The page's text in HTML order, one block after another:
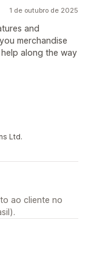
1 de outubro de 2025
and
merchandise
along the way
Ltd.
ao cliente no